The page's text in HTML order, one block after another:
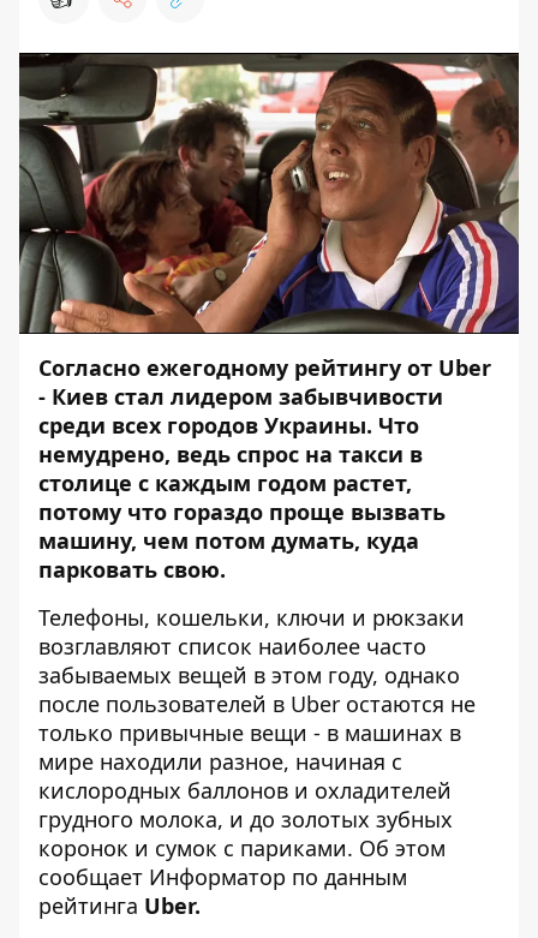
Согласно ежегодному рейтингу от Uber
- Киев стал лидером забывчивости
среди всех городов Украины. Что
немудрено, ведь спрос на такси в
столице с каждым годом растет,
потому что гораздо проще вызвать
машину, чем потом думать, куда
парковать свою.
Телефоны, кошельки, ключи и рюкзаки
возглавляют список наиболее часто
забываемых вещей в этом году, однако
после пользователей в Uber остаются не
только привычные вещи - в машинах в
мире находили разное, начиная с
кислородных баллонов и охладителей
грудного молока, и до золотых зубных
коронок и сумок с париками. Об этом
сообщает Информатор по данным
рейтинга Uber.